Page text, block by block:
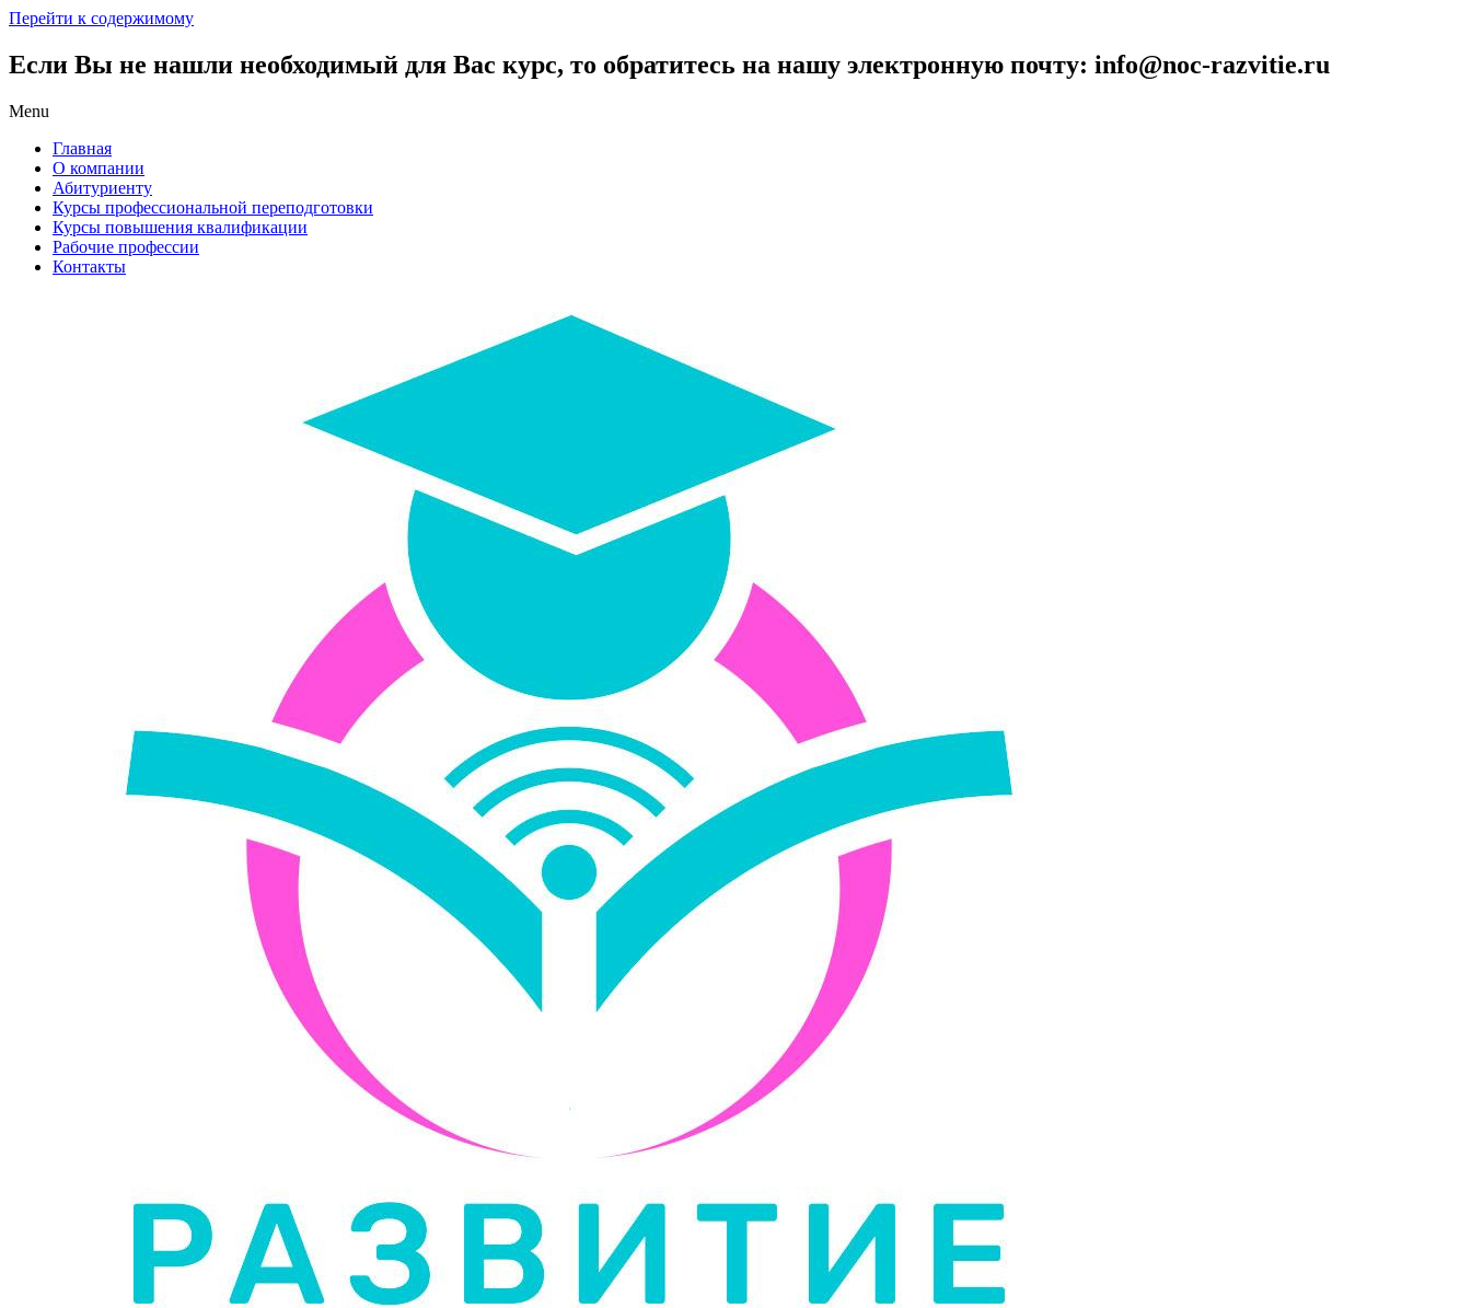
Перейти к содержимому
Если Вы не нашли необходимый для Вас курс, то обратитесь на нашу электронную почту: info@noc-razvitie.ru
Menu
Главная
О компании
Абитуриенту
Курсы профессиональной переподготовки
Курсы повышения квалификации
Рабочие профессии
Контакты